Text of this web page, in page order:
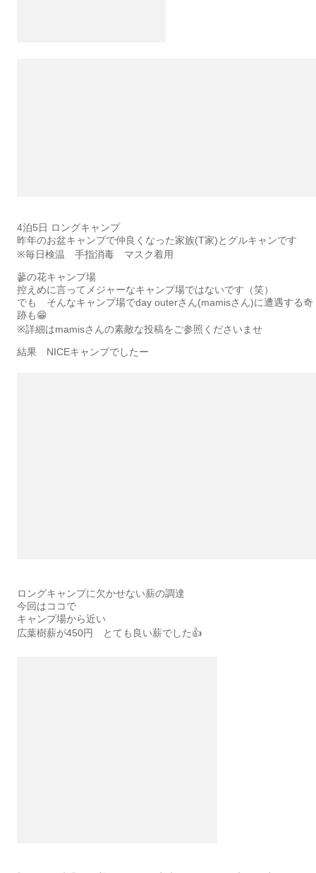
4泊5日 ロングキャンプ
昨年のお盆キャンプで仲良くなった家族(T家)とグルキャンです
※毎日検温 手指消毒 マスク着用
蓼の花キャンプ場
控えめに言ってメジャーなキャンプ場ではないです（笑）
でも そんなキャンプ場でday outerさん(mamisさん)に遭遇する奇
跡も😁
※詳細はmamisさんの素敵な投稿をご参照くださいませ
結果 NICEキャンプでしたー
ロングキャンプに欠かせない薪の調達
今回はココで
キャンプ場から近い
広葉樹薪が450円 とても良い薪でした👍